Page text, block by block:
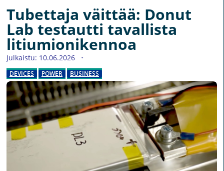
Tubettaja väittää: Donut
Lab testautti tavallista
litiumionikennoa
Julkaistu: 10.06.2026
DEVICES POWER BUSINESS